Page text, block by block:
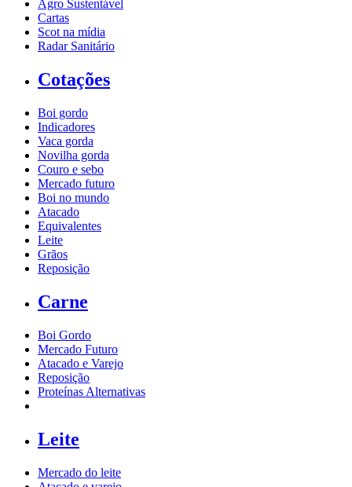
Agro Sustentável
Cartas
Scot na mídia
Radar Sanitário
Cotações
Boi gordo
Indicadores
Vaca gorda
Novilha gorda
Couro e sebo
Mercado futuro
Boi no mundo
Atacado
Equivalentes
Leite
Grãos
Reposição
Carne
Boi Gordo
Mercado Futuro
Atacado e Varejo
Reposição
Proteínas Alternativas
Leite
Mercado do leite